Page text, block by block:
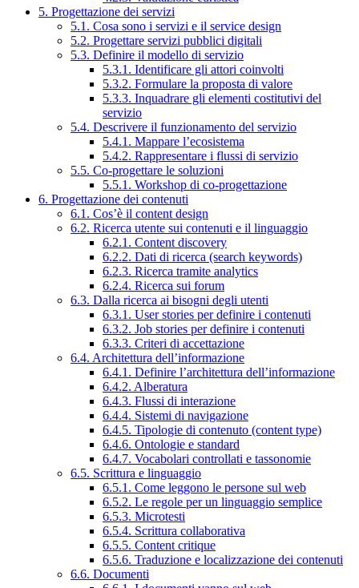
5. Progettazione dei servizi
5.1. Cosa sono i servizi e il service design
5.2. Progettare servizi pubblici digitali
5.3. Definire il modello di servizio
5.3.1. Identificare gli attori coinvolti
5.3.2. Formulare la proposta di valore
5.3.3. Inquadrare gli elementi costitutivi del
servizio
5.4. Descrivere il funzionamento del servizio
5.4.1. Mappare l’ecosistema
5.4.2. Rappresentare i flussi di servizio
5.5. Co-progettare le soluzioni
5.5.1. Workshop di co-progettazione
6. Progettazione dei contenuti
6.1. Cos’è il content design
6.2. Ricerca utente sui contenuti e il linguaggio
6.2.1. Content discovery
6.2.2. Dati di ricerca (search keywords)
6.2.3. Ricerca tramite analytics
6.2.4. Ricerca sui forum
6.3. Dalla ricerca ai bisogni degli utenti
6.3.1. User stories per definire i contenuti
6.3.2. Job stories per definire i contenuti
6.3.3. Criteri di accettazione
6.4. Architettura dell’informazione
6.4.1. Definire l’architettura dell’informazione
6.4.2. Alberatura
6.4.3. Flussi di interazione
6.4.4. Sistemi di navigazione
6.4.5. Tipologie di contenuto (content type)
6.4.6. Ontologie e standard
6.4.7. Vocabolari controllati e tassonomie
6.5. Scrittura e linguaggio
6.5.1. Come leggono le persone sul web
6.5.2. Le regole per un linguaggio semplice
6.5.3. Microtesti
6.5.4. Scrittura collaborativa
6.5.5. Content critique
6.5.6. Traduzione e localizzazione dei contenuti
6.6. Documenti